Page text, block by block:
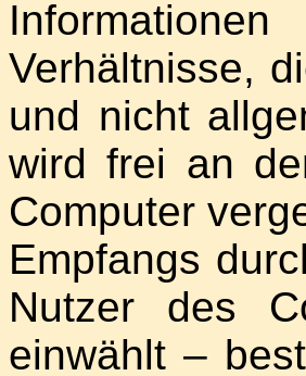
Verhältnisse,
und nicht
wird frei an
Computer
Empfangs
Nutzer des
einwählt –